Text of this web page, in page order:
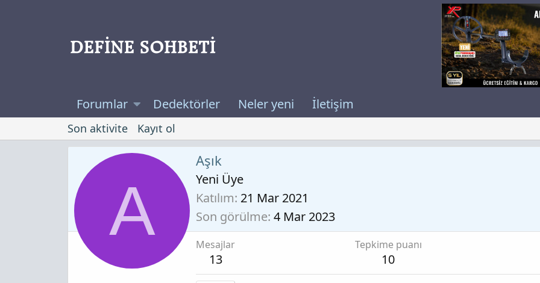
Forumlar Dedektörler Neler yeni İletişim
Son aktivite Kayıt ol
A
Aşık
Yeni Üye
Katılım 21 Mar 2021
Son görülme 4 Mar 2023
Mesajlar
13
Tepkime puanı
10